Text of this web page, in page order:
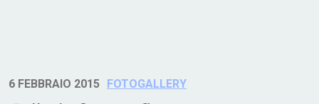
6 FEBBRAIO 2015 FOTOGALLERY